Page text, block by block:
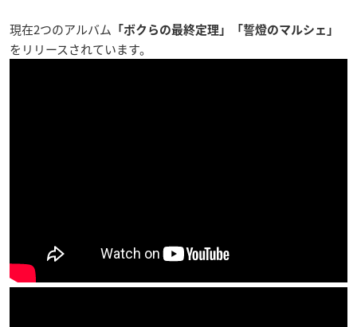
現在2つのアルバム 「 ボクらの最終定理」 「誓燈のマルシェ」
をリリースされています。